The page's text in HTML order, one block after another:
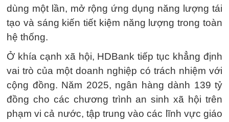
dùng một lần, mở rộng ứng dụng năng lượng tái
tạo và sáng kiến tiết kiệm năng lượng trong toàn
hệ thống.
Ở khía cạnh xã hội, HDBank tiếp tục khẳng định
vai trò của một doanh nghiệp có trách nhiệm với
cộng đồng. Năm 2025, ngân hàng dành 139 tỷ
đồng cho các chương trình an sinh xã hội trên
phạm vi cả nước, tập trung vào các lĩnh vực giáo